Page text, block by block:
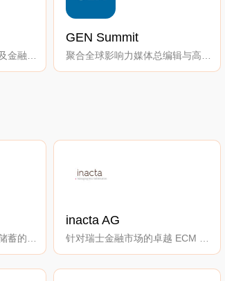
GEN Summit
inacta AG